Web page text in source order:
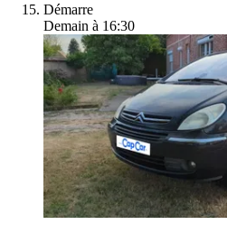
Démarre
Demain à 16:30